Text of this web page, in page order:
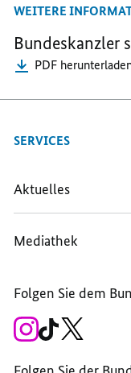
WEITERE
Bundeskanzler
PDF
SERVICES
Aktuelles
Mediathek
Folgen Sie dem
Zum
Instagram-
Zum
TikTok-
des
des